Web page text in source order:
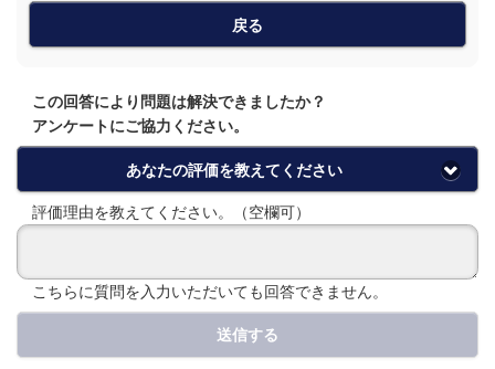
戻る
この回答により問題は解決できましたか？
アンケートにご協力ください。
あなたの評価を教えてください
評価理由を教えてください。（空欄可）
こちらに質問を入力いただいても回答できません。
送信する